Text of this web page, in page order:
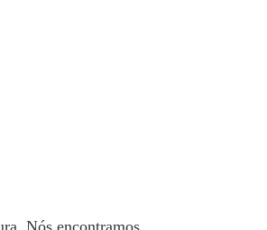
Nós encontramos.